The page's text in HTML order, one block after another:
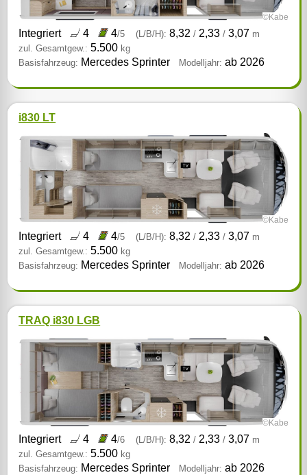
©Kabe
Integriert 4 4/5 (L/B/H): 8,32/ 2,33/ 3,07 m
zul. Gesamtgew.: 5.500 kg
Basisfahrzeug: Mercedes Sprinter Modelljahr: ab 2026
i830 LT
©Kabe
Integriert 4 4/5 (L/B/H): 8,32/ 2,33/ 3,07 m
zul. Gesamtgew.: 5.500 kg
Basisfahrzeug: Mercedes Sprinter Modelljahr: ab 2026
TRAQ i830 LGB
©Kabe
Integriert 4 4/6 (L/B/H): 8,32/ 2,33/ 3,07 m
zul. Gesamtgew.: 5.500 kg
Basisfahrzeug: Mercedes Sprinter Modelljahr: ab 2026